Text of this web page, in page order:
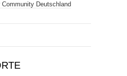
Deutschland